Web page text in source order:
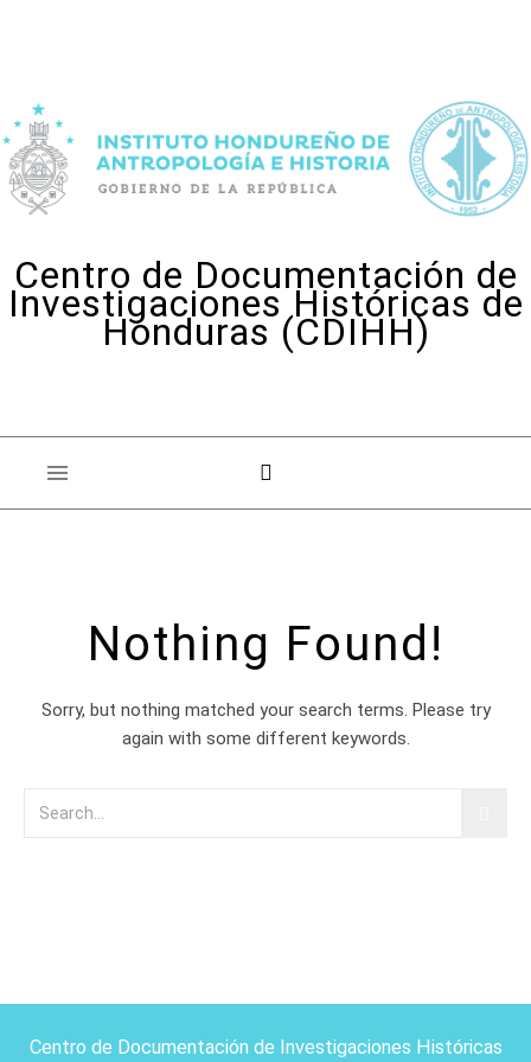
Centro de Documentación de
Investigaciones Históricas de
Honduras (CDIHH)
Nothing Found!
Sorry, but nothing matched your search terms. Please try
again with some different keywords.
Centro de Documentación de Investigaciones Históricas